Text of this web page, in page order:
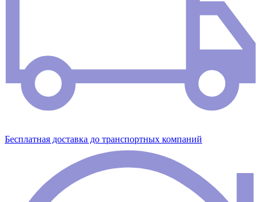
Бесплатная доставка до транспортных компаний